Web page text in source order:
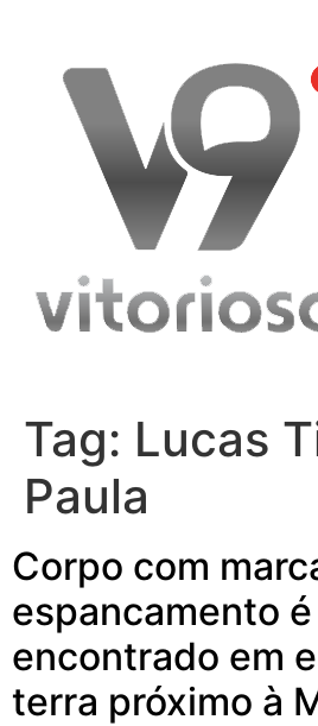
content
Tag: Lucas
Paula
Corpo com
espancamento é
encontrado em
terra próximo à